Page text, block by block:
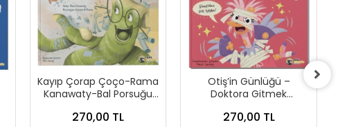
Kayıp Çorap Çoço-Rama
Kanawaty-Bal Porsuğu
270,00 TL
Otiş’in Günlüğü –
Doktora Gitmek
Mateo-Bal Porsuğu
270,00 TL